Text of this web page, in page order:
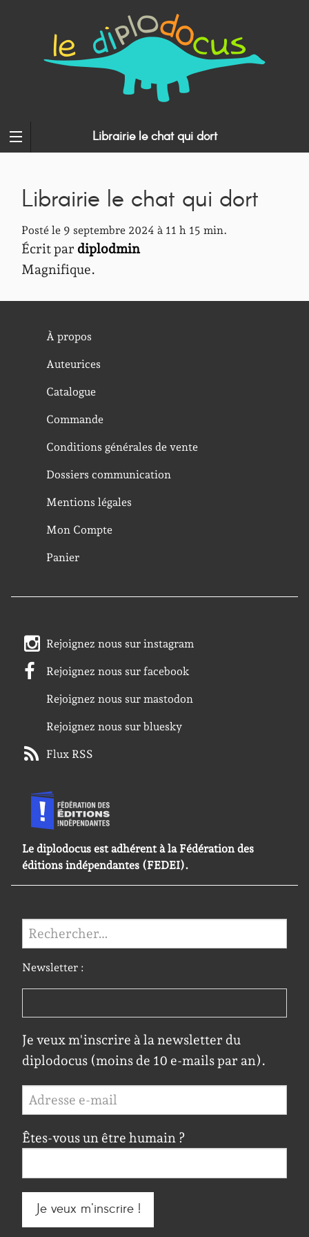
Librairie le chat qui dort
Librairie le chat qui dort
Posté le 9 septembre 2024 à 11 h 15 min.
Écrit par diplodmin
Magnifique.
À propos
Auteurices
Catalogue
Commande
Conditions générales de vente
Dossiers communication
Mentions légales
Mon Compte
Panier
Rejoignez nous sur instagram
Rejoignez nous sur facebook
Rejoignez nous sur mastodon
Rejoignez nous sur bluesky
Flux RSS
Le diplodocus est adhérent à la Fédération des
éditions indépendantes (FEDEI).
Rechercher :
Newsletter :
Je veux m'inscrire à la newsletter du
diplodocus (moins de 10 e-mails par an).
Êtes-vous un être humain ?